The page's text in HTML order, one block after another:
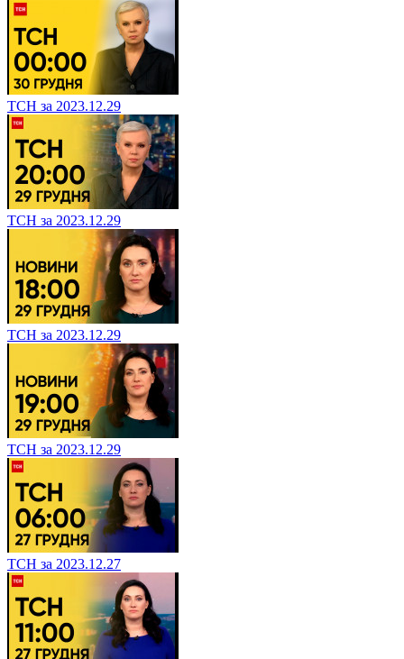
ТСН за 2023.12.29
ТСН за 2023.12.29
ТСН за 2023.12.29
ТСН за 2023.12.29
ТСН за 2023.12.27